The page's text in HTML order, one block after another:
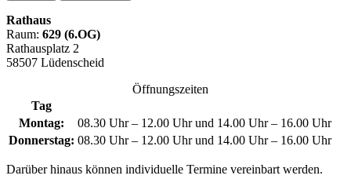
Rathaus
Raum: 629 (6.OG)
Rathausplatz 2
58507 Lüdenscheid
Öffnungszeiten
Tag
Montag:
08.30 Uhr – 12.00 Uhr und 14.00 Uhr – 16.00 Uhr
Donnerstag: 08.30 Uhr – 12.00 Uhr und 14.00 Uhr – 16.00 Uhr
Darüber hinaus können individuelle Termine vereinbart werden.